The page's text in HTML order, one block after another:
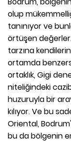
olup
tanınıyor ve
örtüşen
tarzına
ortamda
ortaklık, Gigi
niteliğindeki
huzuruyla bir
kılıyor. Ve bu
Oriental,
bu da bölgenin